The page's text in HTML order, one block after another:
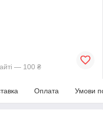
— 100 ₴
Оплата Умови